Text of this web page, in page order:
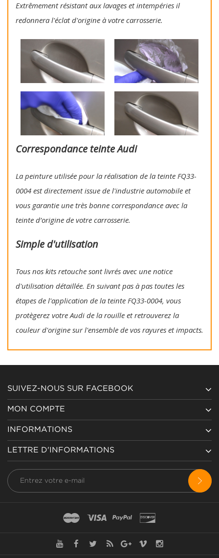
Extrêmement résistant aux lavages et intempéries il
redonnera l'éclat d'origine à votre carrosserie.
Correspondance teinte Audi
La peinture utilisée pour la réalisation de la teinte FQ33-
0004 est directement issue de l'industrie automobile et
vous garantie une très bonne correspondance avec la
teinte d’origine de votre carrosserie.
Simple d'utilisation
Tous nos kits retouche sont livrés avec une notice
d'utilisation détaillée. En suivant pas à pas toutes les
étapes de l'application de la teinte FQ33-0004, vous
protègerez votre Audi de la rouille et retrouverez la
couleur d'origine sur l'ensemble de vos rayures et impacts.
SUIVEZ-NOUS SUR FACEBOOK
MON COMPTE
INFORMATIONS
LETTRE D'INFORMATIONS